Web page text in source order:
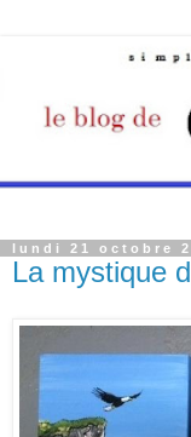
lundi 21 octobre
La mystique